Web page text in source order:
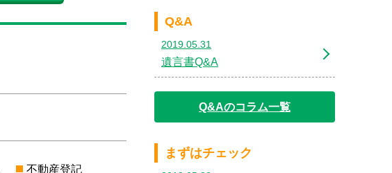
不動産登記
Q&A
2019.05.31
遺言書Q&A
Q&Aのコラム一覧
まずはチェック